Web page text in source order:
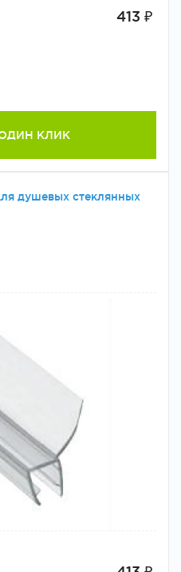
413 ₽
КЛИК
душевых стеклянных